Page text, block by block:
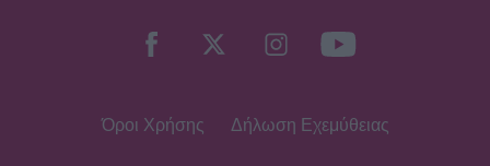
Όροι Χρήσης Δήλωση Εχεμύθειας